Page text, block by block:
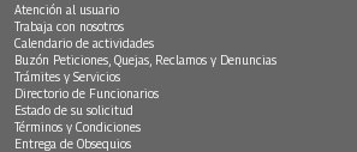
Atención al usuario
Trabaja con nosotros
Calendario de actividades
Buzón Peticiones, Quejas, Reclamos y Denuncias
Trámites y Servicios
Directorio de Funcionarios
Estado de su solicitud
Términos y Condiciones
Entrega de Obsequios